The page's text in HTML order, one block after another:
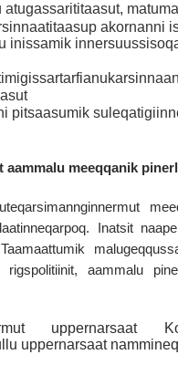
akornanni
inissamik
pitsaasumik
aammalu meeqqanik
Inatsit
rigspolitiinit, aammalu
uppernarsaat
uppernarsaat